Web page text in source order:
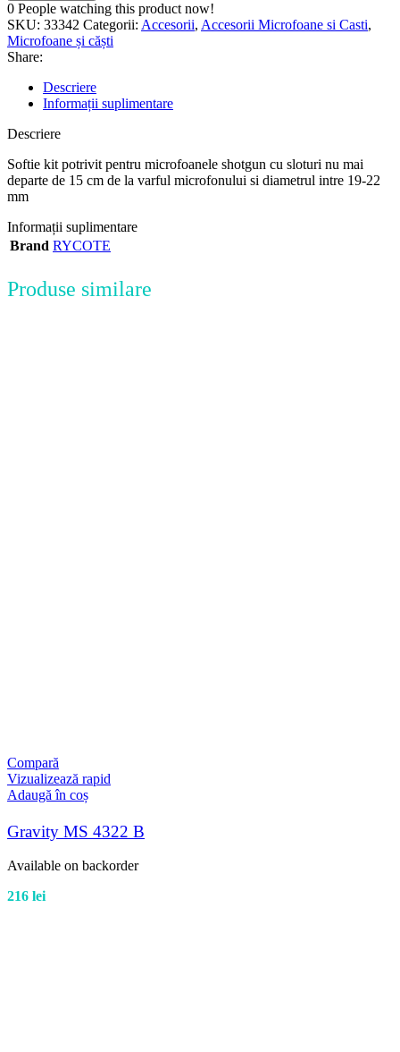
0 People watching this product now!
SKU: 33342 Categorii: Accesorii, Accesorii Microfoane si Casti,
Microfoane și căști
Share:
Descriere
Informații suplimentare
Descriere
Softie kit potrivit pentru microfoanele shotgun cu sloturi nu mai
departe de 15 cm de la varful microfonului si diametrul intre 19-22
mm
Informații suplimentare
Brand RYCOTE
Produse similare
Compară
Vizualizează rapid
Adaugă în coș
Gravity MS 4322 B
Available on backorder
216 lei